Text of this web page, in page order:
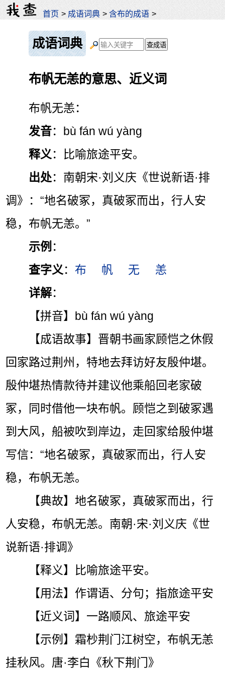
首页 > 成语词典 >含布的成语 >
成语词典
布帆无恙的意思、近义词
布帆无恙：
发音：bù fán wú yàng
释义 ：比喻旅途平安。
出处：南朝宋·刘义庆《世说新语·排
调》：“地名破冢，真破冢而出，行人安
稳，布帆无恙。”
示例 ：
查字义 ： 布 帆 无
恙
详解：
【拼音】bù fán wú yàng
【成语故事】晋朝书画家顾恺之休假
回家路过荆州，特地去拜访好友殷仲堪。
殷仲堪热情款待并建议他乘船回老家破
冢，同时借他一块布帆。顾恺之到破冢遇
到大风，船被吹到岸边，走回家给殷仲堪
写信：“地名破冢，真破冢而出，行人安
稳，布帆无恙。
【典故】地名破冢，真破冢而出，行
人安稳，布帆无恙。南朝·宋·刘义庆《世
说新语·排调》
【释义】比喻旅途平安。
【用法】作谓语、分句；指旅途平安
【近义词】一路顺风、旅途平安
【示例】霜杪荆门江树空，布帆无恙
挂秋风。唐·李白《秋下荆门》